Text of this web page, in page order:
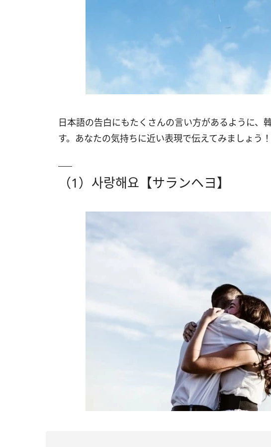
日本語の告白にもたくさんの言い方があるように、
す。あなたの気持ちに近い表現で伝えてみましょう！
（1）사랑해요【サランヘヨ】